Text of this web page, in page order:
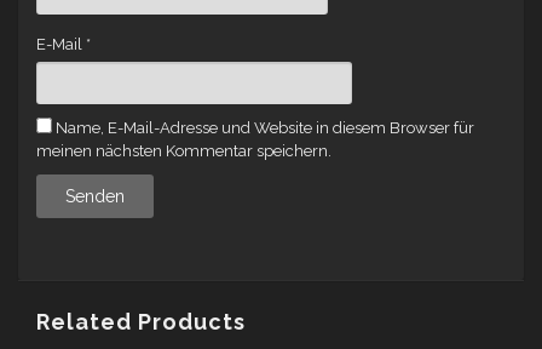
E-Mail *
Name, E-Mail-Adresse und Website in diesem Browser für
meinen nächsten Kommentar speichern.
Related Products